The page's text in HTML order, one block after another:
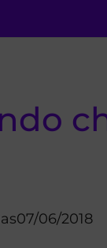
07/06/2018